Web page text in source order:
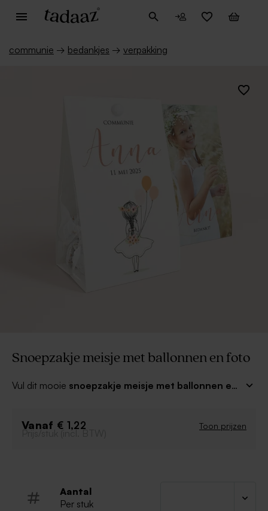
communie → bedankjes → verpakking
Snoepzakje meisje met ballonnen en foto
Vul dit mooie snoepzakje meisje met ballonnen en
bedankje! Het snoepzakje dien je zelf nog in elkaar te
Vanaf € 1,22 Toon prijzen
Prijs/stuk (incl. BTW)
Aantal
Per stuk